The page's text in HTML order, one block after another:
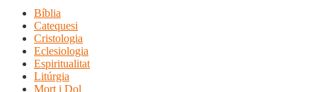
Bíblia
Catequesi
Cristologia
Eclesiologia
Espiritualitat
Litúrgia
Mort i Dol